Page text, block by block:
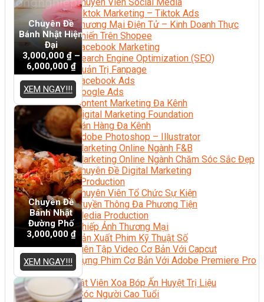
Tiktok Marketing – Tiktok Ads
Thương Mại Điện Tử – Kinh Doanh Thực
Chiến Trên Shopee
Facebook Marketing
Search Engine Optimization (SEO)
Quản Trị Fanpage
Facebook Ads
Google Ads
Content Marketing Đa Kênh
Digital Marketing Foundation
Bán Hàng Đa Kênh
Adobe Photoshop – Illustrator
Marketing Online Ngành F&B
Marketing Online Ngành Chăm Sóc Sắc Đẹp
Chuyên Đề Digital Marketing
Media Production
Chuyên Viên Tổ Chức Sự Kiện
Truyền Thông Đa Phương Tiện
Media Production
Nhiếp Ảnh Thương Mại
Sản Xuất Phim Kỹ Thuật Số
Biên Tập Video Cơ Bản Với Capcut
Dựng Phim Cơ Bản Với Adobe Premiere Pro
Sức Khỏe
Kỹ Thuật Viên Xoa Bóp Ấn Huyệt Trị Liệu
Chăm Sóc Người Cao Tuổi
Chuyên Đề
Bánh Nhật Hiện
Đại
3,000,000 ₫–
6,000,000 ₫
XEM NGAY!!!
Chuyên Đề
Bánh Nhật
Đường Phố
3,000,000 ₫
XEM NGAY!!!